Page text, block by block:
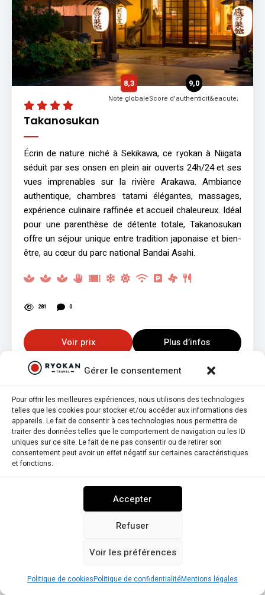
Gérer le consentement
Pour offrir les meilleures expériences, nous utilisons des technologies
telles que les cookies pour stocker et/ou accéder aux informations des
appareils. Le fait de consentir à ces technologies nous permettra de
traiter des données telles que le comportement de navigation ou les ID
uniques sur ce site. Le fait de ne pas consentir ou de retirer son
consentement peut avoir un effet négatif sur certaines caractéristiques
et fonctions.
Accepter
Refuser
Voir les préférences
Politique de cookiesPolitique de confidentialitéMentions légales
Takanosukan
8,3
Note globale
9,0
Score d'authenticit&eacute;
Écrin de nature niché à Sekikawa, ce ryokan à Niigata
séduit par ses onsen en plein air ouverts 24h/24 et ses
vues imprenables sur la rivière Arakawa. Ambiance
authentique, chambres tatami élégantes, massages,
expérience culinaire raffinée et accueil chaleureux. Idéal
pour une parenthèse de détente totale, Takanosukan
offre un séjour unique entre tradition japonaise et bien-
être, au cœur du parc national Bandai Asahi.
281 0
Voir prix Plus d’infos
À partir de € 75 /nuit
Note globaleScore d'authenticit&eacute;